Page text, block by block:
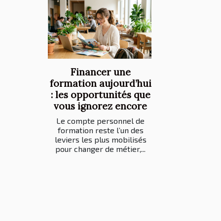
Financer une
formation aujourd’hui
: les opportunités que
vous ignorez encore
Le compte personnel de
formation reste l’un des
leviers les plus mobilisés
pour changer de métier,...